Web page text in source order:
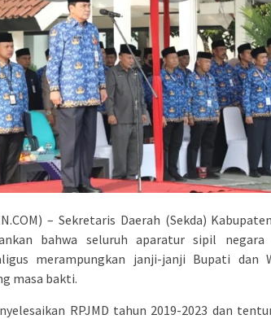
– Sekretaris Daerah (Sekda)
bahwa seluruh aparatur sipil negara
merampungkan janji-janji Bupati dan
masa bakti.
RPJMD tahun 2019-2023 dan